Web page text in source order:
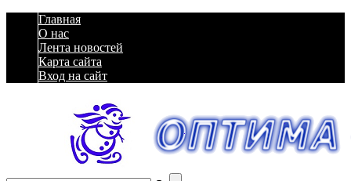
Главная
О нас
Лента новостей
Карта сайта
Вход на сайт